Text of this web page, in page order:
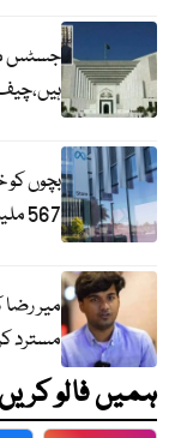
جسٹس
بچوں کو
567 ملین ڈالر جرمانہ
میر رضا
مسترد
ہمیں فالو کریں